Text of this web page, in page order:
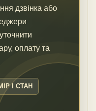
дзвінка або
оплату та
І СТАН